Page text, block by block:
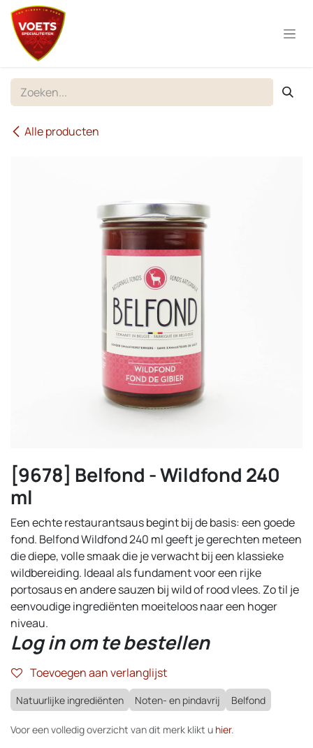
Overslaan naar inhoud
Alle producten
[9678] Belfond - Wildfond 240
ml
Een echte restaurantsaus begint bij de basis: een goede
fond. Belfond Wildfond 240 ml geeft je gerechten meteen
die diepe, volle smaak die je verwacht bij een klassieke
wildbereiding. Ideaal als fundament voor een rijke
portosaus en andere sauzen bij wild of rood vlees. Zo til je
eenvoudige ingrediënten moeiteloos naar een hoger
niveau.
Log in om te bestellen
Toevoegen aan verlanglijst
Natuurlijke ingrediënten Noten- en pindavrij Belfond
Voor een volledig overzicht van dit merk klikt u hier.